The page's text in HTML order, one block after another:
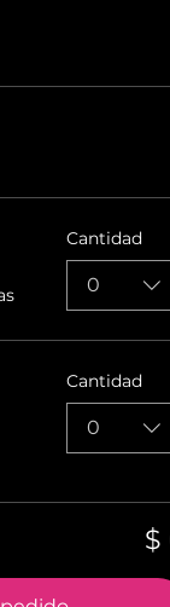
Cantidad
0
Cantidad
0
$